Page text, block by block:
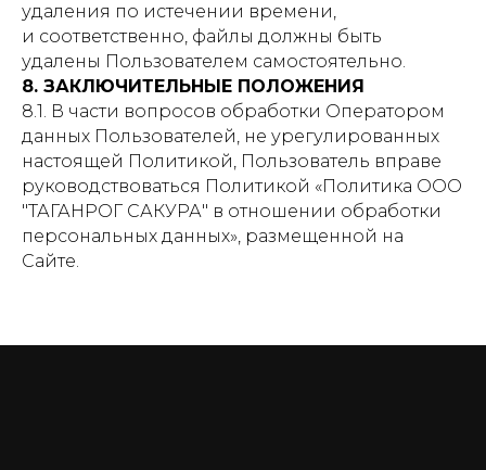
удаления по истечении времени,
и соответственно, файлы должны быть
удалены Пользователем самостоятельно.
8. ЗАКЛЮЧИТЕЛЬНЫЕ ПОЛОЖЕНИЯ
8.1. В части вопросов обработки Оператором
данных Пользователей, не урегулированных
настоящей Политикой, Пользователь вправе
руководствоваться Политикой «Политика ООО
"ТАГАНРОГ САКУРА" в отношении обработки
персональных данных», размещенной на
Сайте.